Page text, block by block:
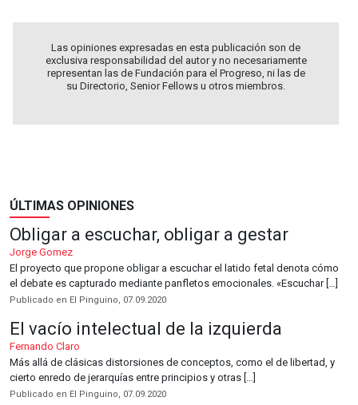
Las opiniones expresadas en esta publicación son de
exclusiva responsabilidad del autor y no necesariamente
representan las de Fundación para el Progreso, ni las de
su Directorio, Senior Fellows u otros miembros.
ÚLTIMAS OPINIONES
Obligar a escuchar, obligar a gestar
Jorge Gomez
El proyecto que propone obligar a escuchar el latido fetal denota cómo
el debate es capturado mediante panfletos emocionales. «Escuchar […]
Publicado en El Pinguino, 07.09.2020
El vacío intelectual de la izquierda
Fernando Claro
Más allá de clásicas distorsiones de conceptos, como el de libertad, y
cierto enredo de jerarquías entre principios y otras […]
Publicado en El Pinguino, 07.09.2020